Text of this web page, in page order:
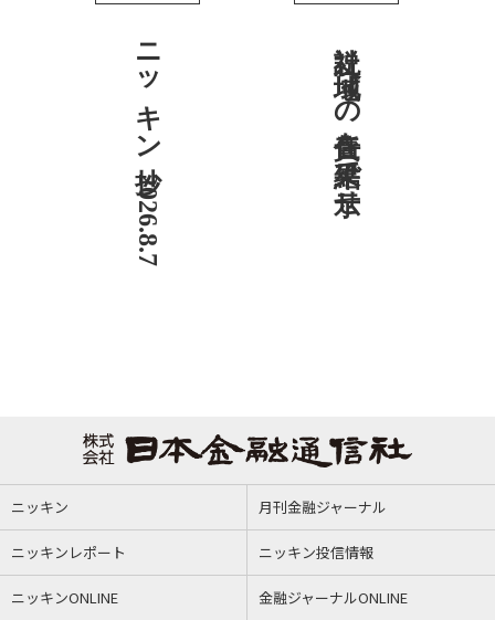
ニッキン抄 2026.8.7 社説 地域への責任を結果で示せ
ニッキン 月刊金融ジャーナル
ニッキンレポート ニッキン投信情報
ニッキンONLINE 金融ジャーナルONLINE